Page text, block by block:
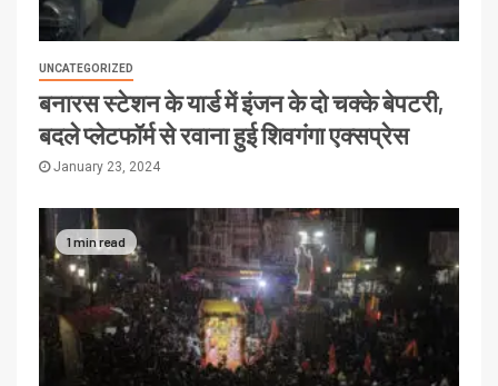
UNCATEGORIZED
बनारस स्टेशन के यार्ड में इंजन के दो चक्के बेपटरी,
बदले प्लेटफॉर्म से रवाना हुई शिवगंगा एक्सप्रेस
January 23, 2024
1 min read